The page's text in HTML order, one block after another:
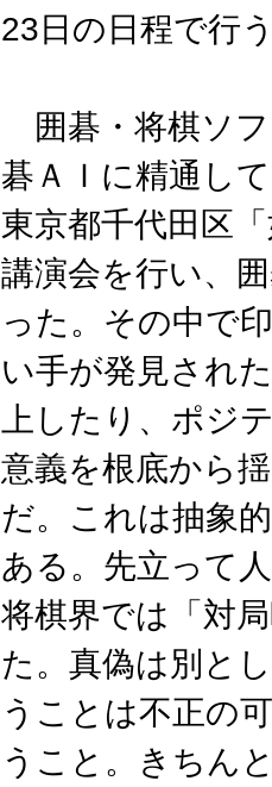
23日の日程で行
囲碁・将棋ソ
碁ＡＩに精通し
東京都千代田区
講演会を行い、
った。その中で
い手が発見され
上したり、ポジ
意義を根底から
だ。これは抽象
ある。先立って
将棋界では「対
た。真偽は別と
うことは不正の
うこと。きちん